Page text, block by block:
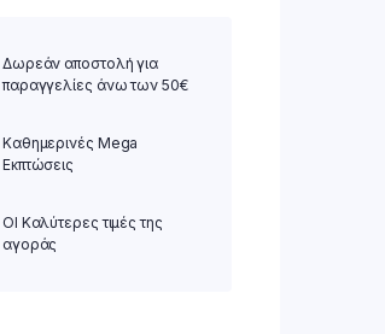
Δωρεάν αποστολή για
παραγγελίες άνω των 50€
Καθημερινές Mega
Εκπτώσεις
ΟΙ Καλύτερες τιμές της
αγοράς